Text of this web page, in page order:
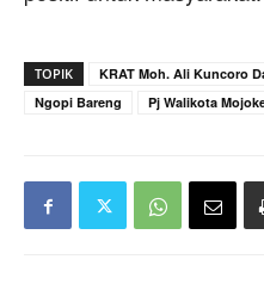
TOPIK KRAT Moh. Ali Kuncoro
Ngopi Bareng
Pj Walikota